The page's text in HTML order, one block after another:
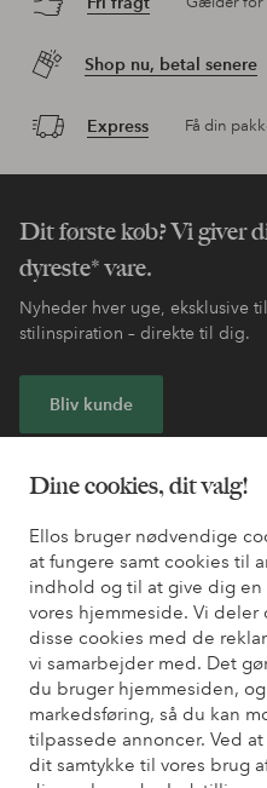
Dine cookies, dit valg!
Ellos bruger nødvendige
at fungere samt cookies til
indhold og til at give dig
vores hjemmeside. Vi
disse cookies med de
vi samarbejder med. Det
du bruger hjemmesiden,
markedsføring, så du kan
tilpassede annoncer. Ved
dit samtykke til vores brug
Shop nu, betal senere
Express Få din
Dit første køb? Vi giver
dyreste* vare.
Nyheder hver uge, eksklusive
stilinspiration – direkte til dig.
Bliv kunde
Har du brug for hjælp?
Du kan finde svar på de oftest
Du kan også finde oplysninger
Kundeservice
Mine sider